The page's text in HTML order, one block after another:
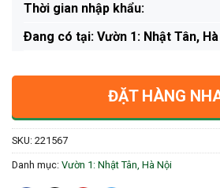
Thời gian nhập khẩu:
Ðang có tại: Vườn 1: Nhật Tân,
ĐẶT HÀNG
SKU: 221567
Danh mục: Vườn 1: Nhật Tân, Hà Nội